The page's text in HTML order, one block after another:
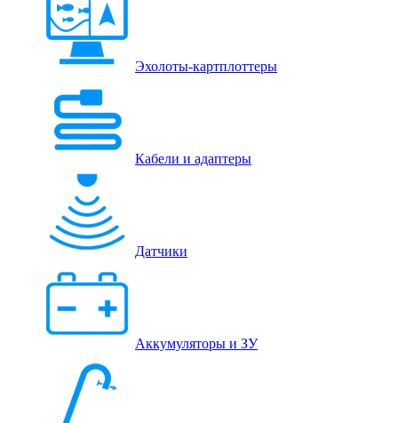
Эхолоты-картплоттеры
Кабели и адаптеры
Датчики
Аккумуляторы и ЗУ